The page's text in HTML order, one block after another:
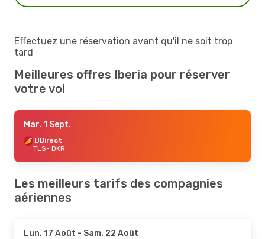
Effectuez une réservation avant qu'il ne soit trop
tard
Meilleures offres Iberia pour réserver
votre vol
Mar. 1 Sept.
IBDirect
TLS- DKR
Les meilleurs tarifs des compagnies
aériennes
Lun. 17 Août - Sam. 22 Août